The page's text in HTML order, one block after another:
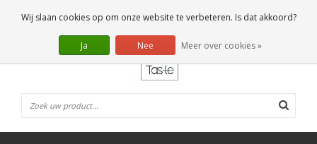
0 Artikelen
NL
Wij slaan cookies op om onze website te verbeteren. Is dat akkoord?
Ja Nee Meer over cookies »